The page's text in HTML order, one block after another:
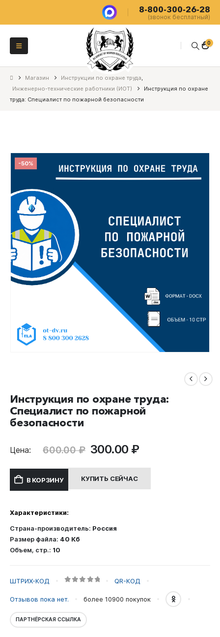
8-800-300-26-28
(звонок бесплатный)
0
Магазин Инструкции по охране труда,
Инженерно-технические работники (ИОТ)
Инструкция по охране
труда: Специалист по пожарной безопасности
-50%
Инструкция по охране труда:
Специалист по пожарной
безопасности
Цена: 600.00₽ Первоначальная
составляла
600.00 ₽.
300.00 ₽Текущая
300.00 ₽.
В КОРЗИНУ КУПИТЬ СЕЙЧАС
Характеристики:
Страна-производитель: Россия
Размер файла: 40 Кб
Объем, стр.: 10
ШТРИХ-КОД QR-КОД
Отзывов пока нет. более 10900 покупок
ПАРТНЁРСКАЯ ССЫЛКА